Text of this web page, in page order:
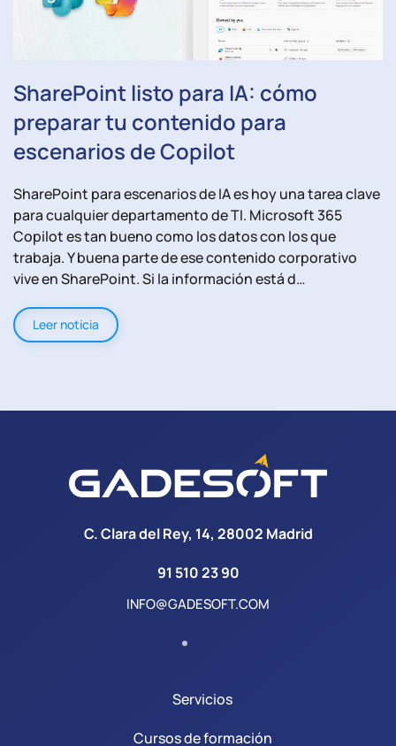
SharePoint listo para IA: cómo
preparar tu contenido para
escenarios de Copilot
SharePoint para escenarios de IA es hoy una tarea clave
para cualquier departamento de TI. Microsoft 365
Copilot es tan bueno como los datos con los que
trabaja. Y buena parte de ese contenido corporativo
vive en SharePoint. Si la información está d…
Leer noticia
C. Clara del Rey, 14, 28002 Madrid
91 510 23 90
INFO@GADESOFT.COM
Servicios
Cursos de formación